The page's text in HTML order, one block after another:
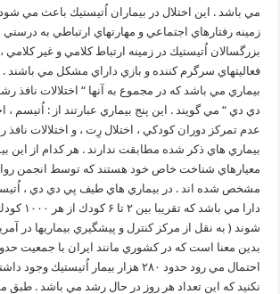
مي باشد . اين اختلال در بيماران اُتيستيك باعث مي شود
زمينه رفتارهاي اجتماعي و مهارتهاي ارتباطي به
بزرگسالان اُتيستيك در زمينه ارتباط كلامي و غير كلامي
فعاليتهاي سرگرم كننده و بازي داراي مشكل مي باشند .
بيماري مي باشد كه در مجموع به آنها “ اختلالات نافذ
دي دي “ مي گويند . اين پنج بيماري عبارتند از : اُتيسم ‌،
عدم تمركز دوران كودكي ، اختلال رِت ، و اختلالات نافذ
بيماري هاي ذكر شده مطابقت ندارند . هر كدام از اين
معيارهاي شناخت خاص خود هستند كه توسط انجمن
مشخص شده اند . در بيماري هاي طيف پي دي دي ، اُتيسم
دارا مي باشد
احتمال مي رود حدود ۲۸۰ هزار بيمار
نكنيد كه اين تعداد هر روز در حال رشد مي باشد . طبق